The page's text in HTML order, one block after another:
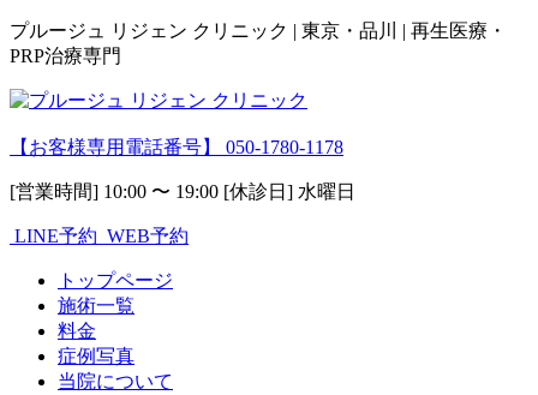
プルージュ リジェン クリニック | 東京・品川 | 再生医療・
PRP治療専門
【お客様専用電話番号】 050-1780-1178
[営業時間] 10:00 〜 19:00 [休診日] 水曜日
LINE予約 WEB予約
トップページ
施術一覧
料金
症例写真
当院について